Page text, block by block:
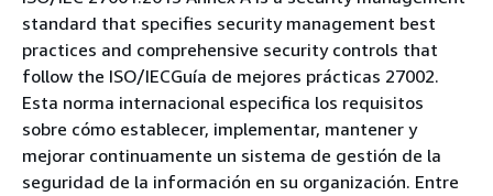
standard that specifies security management best
practices and comprehensive security controls that
follow the ISO/IECGuía de mejores prácticas 27002.
Esta norma internacional especifica los requisitos
sobre cómo establecer, implementar, mantener y
mejorar continuamente un sistema de gestión de la
seguridad de la información en su organización. Entre